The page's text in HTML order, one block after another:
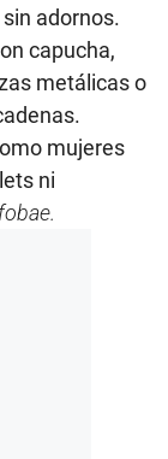
adornos.
capucha,
metálicas o
mujeres
ni